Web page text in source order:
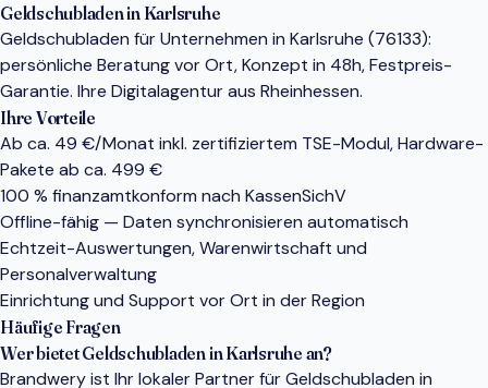
Geldschubladen in Karlsruhe
Geldschubladen für Unternehmen in Karlsruhe (76133):
persönliche Beratung vor Ort, Konzept in 48h, Festpreis-
Garantie. Ihre Digitalagentur aus Rheinhessen.
Ihre Vorteile
Ab ca. 49 €/Monat inkl. zertifiziertem TSE-Modul, Hardware-
Pakete ab ca. 499 €
100 % finanzamtkonform nach KassenSichV
Offline-fähig — Daten synchronisieren automatisch
Echtzeit-Auswertungen, Warenwirtschaft und
Personalverwaltung
Einrichtung und Support vor Ort in der Region
Häufige Fragen
Wer bietet Geldschubladen in Karlsruhe an?
Brandwery ist Ihr lokaler Partner für Geldschubladen in